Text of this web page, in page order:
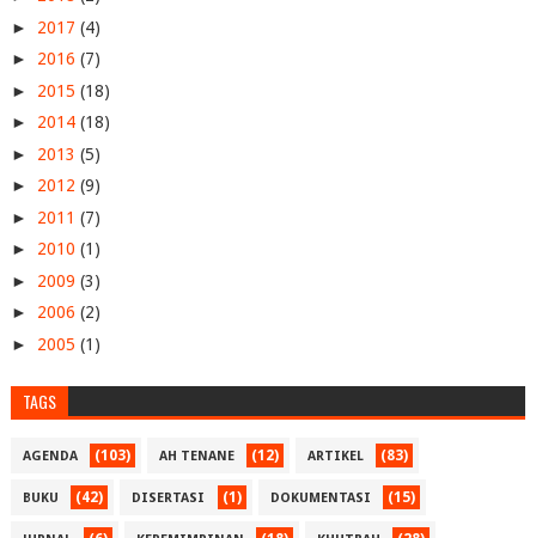
► 2017 (4)
► 2016 (7)
► 2015 (18)
► 2014 (18)
► 2013 (5)
► 2012 (9)
► 2011 (7)
► 2010 (1)
► 2009 (3)
► 2006 (2)
► 2005 (1)
TAGS
AGENDA (103) AH TENANE (12) ARTIKEL (83)
BUKU (42) DISERTASI (1) DOKUMENTASI (15)